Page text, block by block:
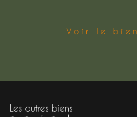
Voir le bien
Les autres biens